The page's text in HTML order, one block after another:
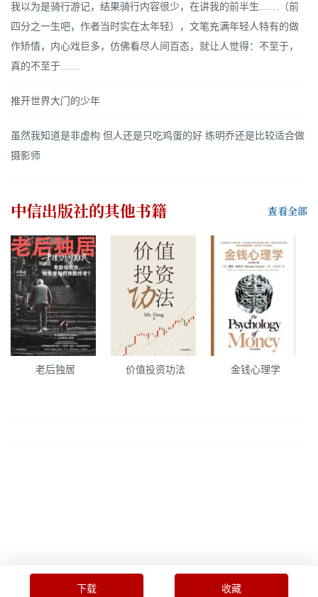
我以为是骑行游记，结果骑行内容很少，在讲我的前半生……（前
四分之一生吧，作者当时实在太年轻），文笔充满年轻人特有的做
作矫情，内心戏巨多，仿佛看尽人间百态，就让人觉得：不至于，
真的不至于……
推开世界大门的少年
虽然我知道是非虚构 但人还是只吃鸡蛋的好 练明乔还是比较适合做
摄影师
中信出版社的其他书籍 查看全部
老后独居 价值投资功法 金钱心理学
下载 收藏